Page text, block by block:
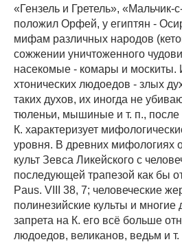
«Гензель и Гретель», «Мальчик-
положил Орфей, у египтян -
мифам различных народов
сожжении уничтоженного
насекомые - комары и
хтонических людоедов - злых
таких духов, их иногда не
тюленьи, мышиные и т. п., после
К. характеризует
уровня. В древних мифологиях
культ Зевса Ликейского с
последующей трапезой как бы
Paus. VIII 38, 7; человеческие
полинезийские культы и
запрета на К. его всё больше
людоедов, великанов, ведьм и